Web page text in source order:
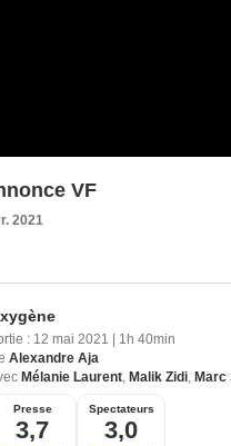
VF
2021
: 12 mai 2021
1h 40min
Alexandre Aja
Mélanie Laurent, Malik Zidi, Marc
Presse
3,7
Spectateurs
3,0